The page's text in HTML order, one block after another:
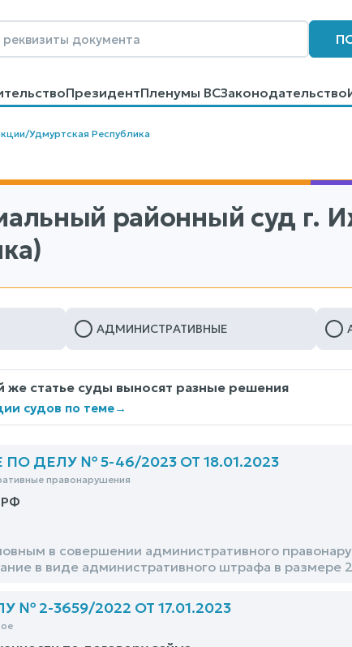
ПрезидентПленумы ВСЗаконодательство
КонтактыПомощьПоиск
/Удмуртская Республика
районный суд г.
АДМИНИСТРАТИВНЫЕ
же статье суды выносят разные решения
судов по теме→
ДЕЛУ № 5-46/2023 ОТ 18.01.2023
правонарушения
РФ
в совершении административного
в виде административного штрафа в размере
2-3659/2022 ОТ 17.01.2023